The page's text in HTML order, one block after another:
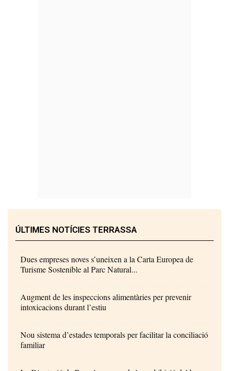
ÚLTIMES NOTÍCIES TERRASSA
Dues empreses noves s’uneixen a la Carta Europea de
Turisme Sostenible al Parc Natural...
Augment de les inspeccions alimentàries per prevenir
intoxicacions durant l’estiu
Nou sistema d’estades temporals per facilitar la conciliació
familiar